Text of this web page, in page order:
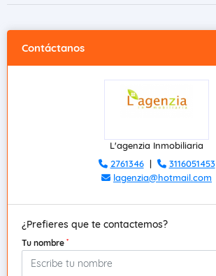
Contáctanos
L'agenzia Inmobiliaria
2761346|
3116051453
lagenzia@hotmail.com
¿Prefieres que te contactemos?
Tu nombre *